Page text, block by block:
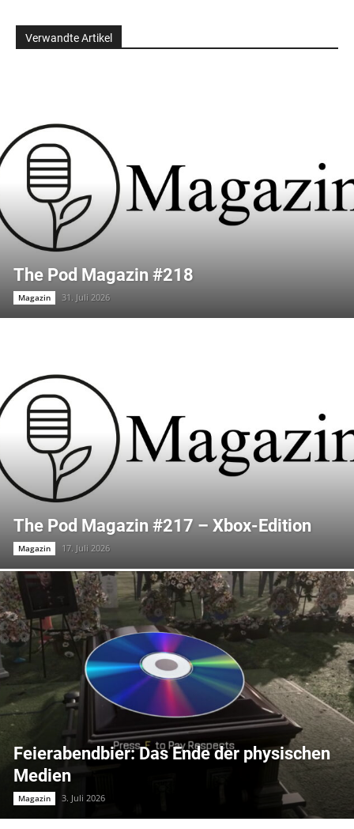
Verwandte Artikel
The Pod Magazin #218
Magazin 31. Juli 2026
The Pod Magazin #217 – Xbox-Edition
Magazin 17. Juli 2026
Feierabendbier: Das Ende der physischen
Medien
Magazin 3. Juli 2026